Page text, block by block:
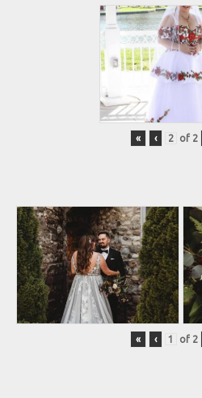
« ‹ of 2
« ‹ of 2